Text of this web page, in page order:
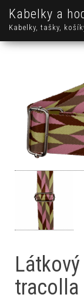
Kabelky a
Kabelky, tašky,
tracolla